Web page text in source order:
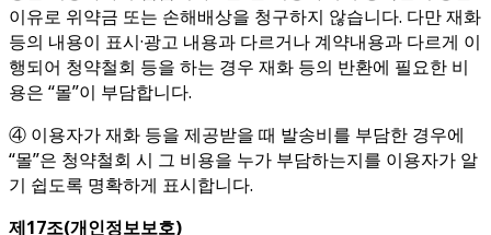
이유로 위약금 또는 손해배상을 청구하지 않습니다. 다만 재화
등의 내용이 표시·광고 내용과 다르거나 계약내용과 다르게 이
행되어 청약철회 등을 하는 경우 재화 등의 반환에 필요한 비
용은 “몰”이 부담합니다.
④ 이용자가 재화 등을 제공받을 때 발송비를 부담한 경우에
“몰”은 청약철회 시 그 비용을 누가 부담하는지를 이용자가 알
기 쉽도록 명확하게 표시합니다.
제17조(개인정보보호)